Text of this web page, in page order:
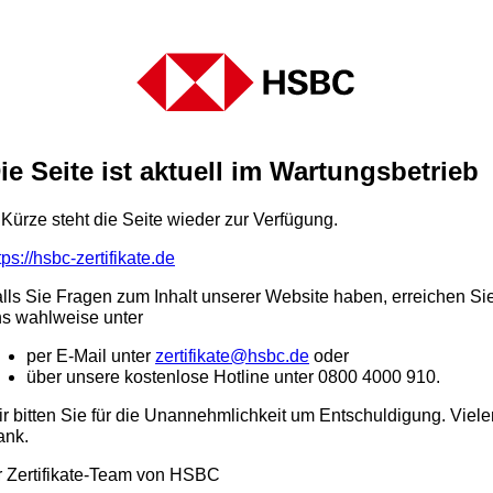
Seite ist aktuell im Wartungsbetrieb
Kürze steht die Seite wieder zur Verfügung.
hsbc-zertifikate.de
Sie Fragen zum Inhalt unserer Website haben, erreichen
wahlweise unter
per E-Mail unter zertifikate@hsbc.de oder
über unsere kostenlose Hotline unter 0800 4000 910.
bitten Sie für die Unannehmlichkeit um Entschuldigung.
Zertifikate-Team von HSBC